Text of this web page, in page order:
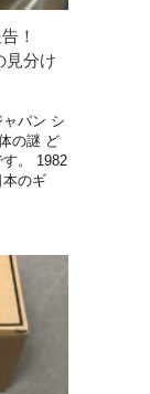
！
見分け
ャパン シ
の謎 ど
。 1982
本のギ